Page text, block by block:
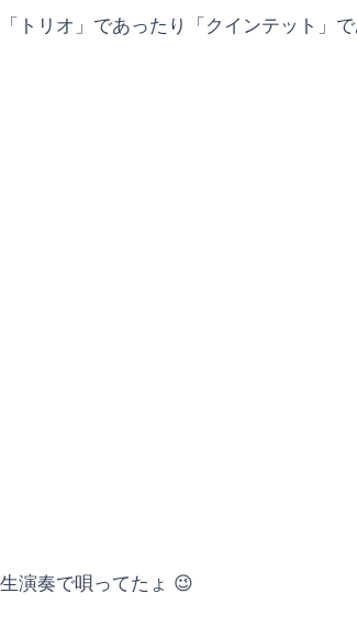
「トリオ」であったり「クインテット」
生演奏で唄ってたょ 😉